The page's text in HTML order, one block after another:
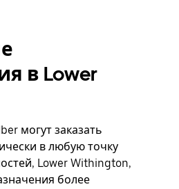
в Lower
могут заказать
в любую точку
Lower Withington,
более